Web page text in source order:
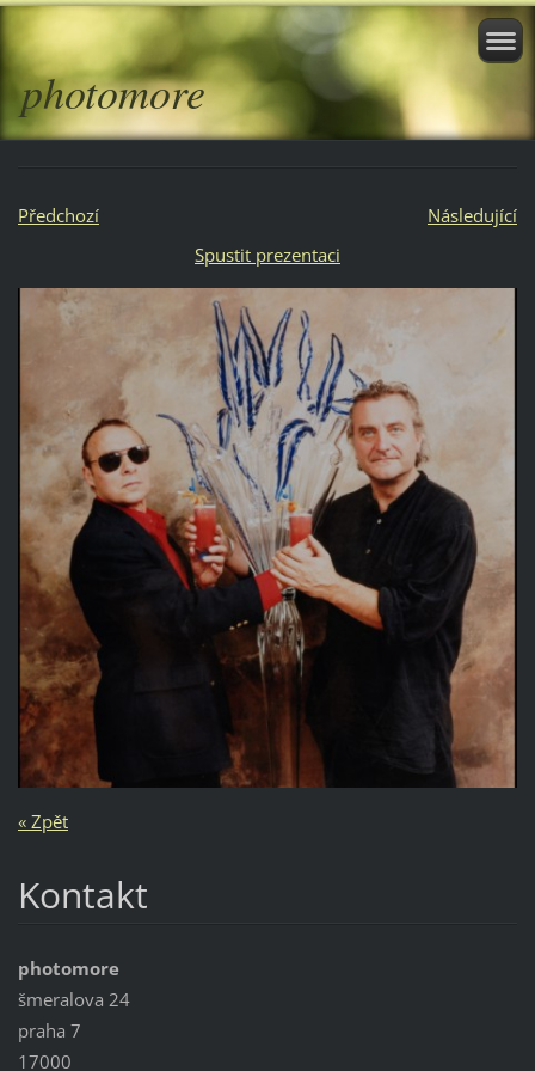
photomore
Předchozí
Následující
Spustit prezentaci
« Zpět
Kontakt
photomore
šmeralova 24
praha 7
17000